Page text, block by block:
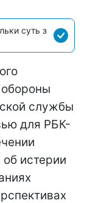
суть з
службы
для РБК-
истерии